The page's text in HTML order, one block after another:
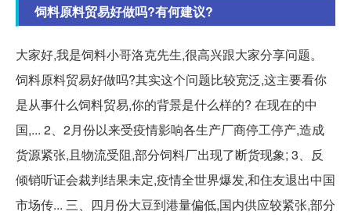
饲料原料贸易好做吗?有何建议?
大家好,我是饲料小哥洛克先生,很高兴跟大家分享问题。
饲料原料贸易好做吗?其实这个问题比较宽泛,这主要看你
是从事什么饲料贸易,你的背景是什么样的? 在现在的中
国,... 2、2月份以来受疫情影响各生产厂商停工停产,造成
货源紧张,且物流受阻,部分饲料厂出现了断货现象; 3、反
倾销听证会裁判结果未定,疫情全世界爆发,和住友退出中国
市场传... 三、四月份大豆到港量偏低,国内供应较紧张,部分